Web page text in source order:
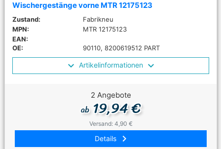
Wischergestänge vorne MTR 12175123
Zustand:
Fabrikneu
MPN:
MTR 12175123
EAN:
OE:
90110, 8200619512 PART
Artikelinformationen
2 Angebote
ab19,94 €
Versand: 4,90 €
Details keyboard_arrow_right